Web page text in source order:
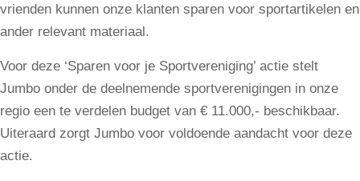
vrienden kunnen onze klanten sparen voor sportartikelen en
ander relevant materiaal.
Voor deze ‘Sparen voor je Sportvereniging’ actie stelt
Jumbo onder de deelnemende sportverenigingen in onze
regio een te verdelen budget van € 11.000,- beschikbaar.
Uiteraard zorgt Jumbo voor voldoende aandacht voor deze
actie.